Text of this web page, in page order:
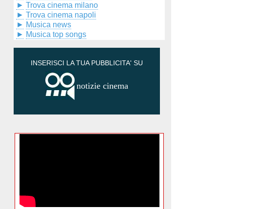
► Trova cinema milano
► Trova cinema napoli
► Musica news
► Musica top songs
INSERISCI LA TUA PUBBLICITA' SU
notizie cinema